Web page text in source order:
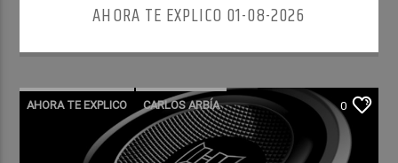
AHORA TE EXPLICO 01-08-2026
AHORA TE EXPLICO CARLOS ARBÍA 0